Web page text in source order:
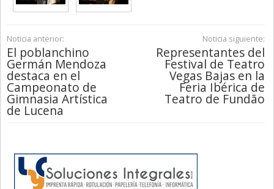
Noticia anterior:
El poblanchino
Germán Mendoza
destaca en el
Campeonato de
Gimnasia Artística
de Lucena
Noticia siguiente:
Representantes del
Festival de Teatro
Vegas Bajas en la
Feria Ibérica de
Teatro de Fundão